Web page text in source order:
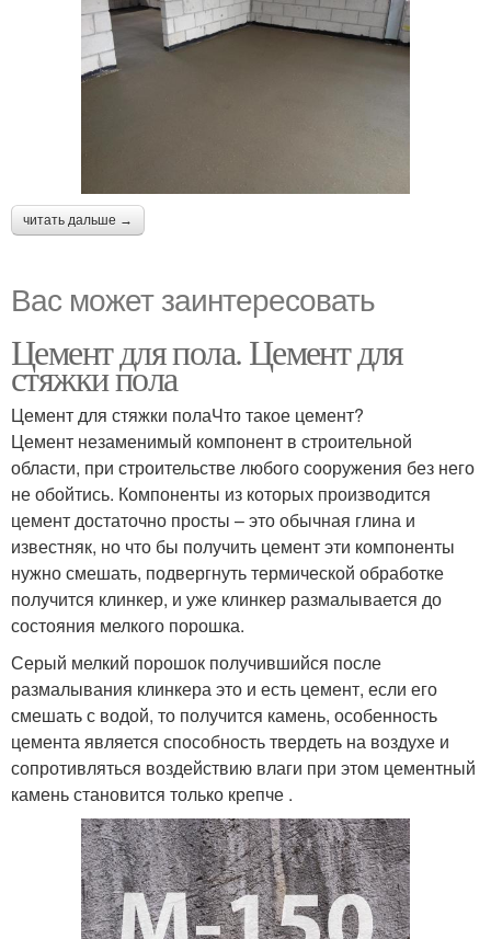
читать дальше →
Вас может заинтересовать
Цемент для пола. Цемент для
стяжки пола
Цемент для стяжки полаЧто такое цемент?
Цемент незаменимый компонент в строительной
области, при строительстве любого сооружения без него
не обойтись. Компоненты из которых производится
цемент достаточно просты – это обычная глина и
известняк, но что бы получить цемент эти компоненты
нужно смешать, подвергнуть термической обработке
получится клинкер, и уже клинкер размалывается до
состояния мелкого порошка.
Серый мелкий порошок получившийся после
размалывания клинкера это и есть цемент, если его
смешать с водой, то получится камень, особенность
цемента является способность твердеть на воздухе и
сопротивляться воздействию влаги при этом цементный
камень становится только крепче .